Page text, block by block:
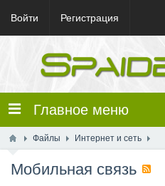
Войти Регистрация
Главное меню
Файлы Интернет и сеть
Мобильная связь